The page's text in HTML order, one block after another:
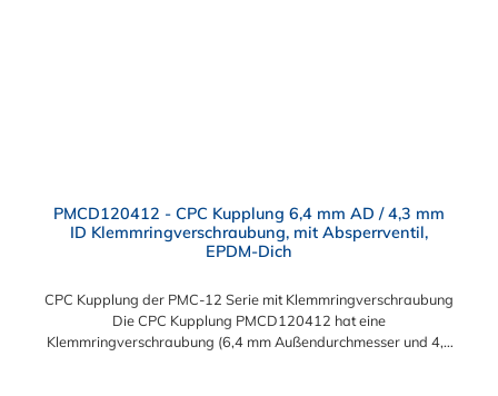
PMCD120412 - CPC Kupplung 6,4 mm AD / 4,3 mm
ID Klemmringverschraubung, mit Absperrventil,
EPDM-Dich
CPC Kupplung der PMC-12 Serie mit Klemmringverschraubung
Die CPC Kupplung PMCD120412 hat eine
Klemmringverschraubung (6,4 mm Außendurchmesser und 4,3